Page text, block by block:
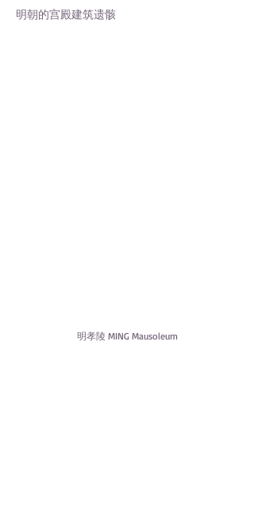
明朝的宫殿建筑遗骸
明孝陵 MING Mausoleum